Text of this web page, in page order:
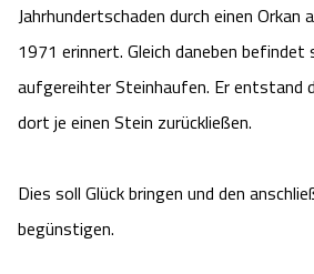
Jahrhundertschaden durch einen Orkan
1971 erinnert. Gleich daneben befindet
aufgereihter Steinhaufen. Er entstand
dort je einen Stein zurückließen.
Dies soll Glück bringen und den
begünstigen.